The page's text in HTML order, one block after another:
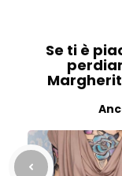
Se ti è